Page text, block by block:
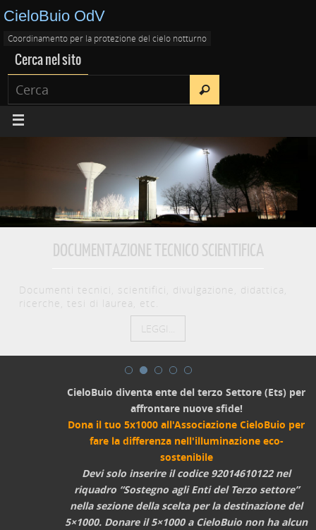
CieloBuio OdV
Coordinamento per la protezione del cielo notturno
Cerca nel sito
DOCUMENTAZIONE TECNICO SCIENTIFICA
Documenti tecnici, scientifici, divulgazione, didattica,
ricerche, tesi di laurea, etc.
LEGGI...
CieloBuio diventa ente del terzo Settore (Ets) per
affrontare nuove sfide!
Dona il tuo 5x1000 all'Associazione CieloBuio per
fare la differenza nell'illuminazione eco-
sostenibile
Devi solo inserire il codice 92014610122 nel
riquadro “Sostegno agli Enti del Terzo settore”
nella sezione della scelta per la destinazione del
5×1000. Donare il 5×1000 a CieloBuio non ha alcun